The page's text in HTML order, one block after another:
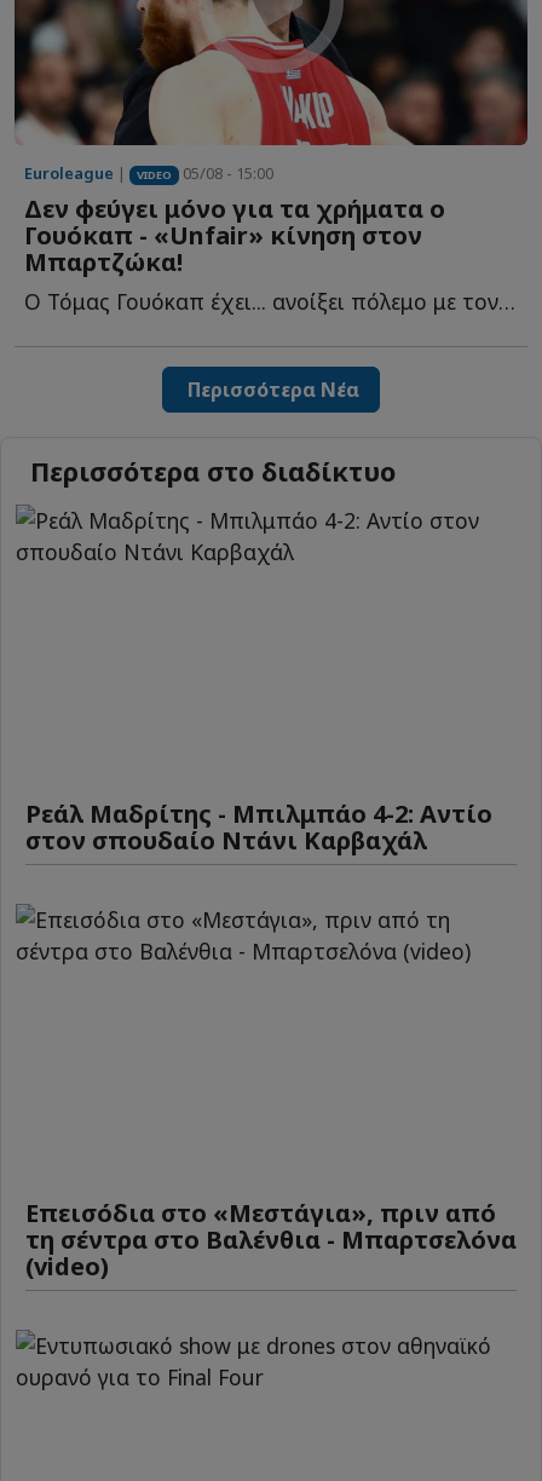
Euroleague | VIDEO 05/08 - 15:00
Δεν φεύγει μόνο για τα χρήματα ο
Γουόκαπ - «Unfair» κίνηση στον
Μπαρτζώκα!
Ο Τόμας Γουόκαπ έχει... ανοίξει πόλεμο με τον Ολυμπιακό κ...
Περισσότερα Νέα
Περισσότερα στο διαδίκτυο
Ρεάλ Μαδρίτης - Μπιλμπάο 4-2: Αντίο
στον σπουδαίο Ντάνι Καρβαχάλ
Επεισόδια στο «Μεστάγια», πριν από
τη σέντρα στο Βαλένθια - Μπαρτσελόνα
(video)